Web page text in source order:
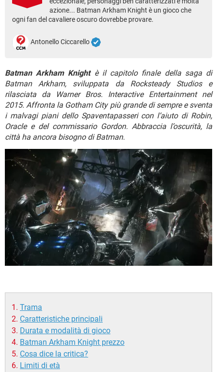
TIKTOK FACEBOOK
HARDWARE
azione... Batman Arkham Knight è un gioco che
ogni fan del cavaliere oscuro dovrebbe provare.
Antonello Ciccarello
Batman Arkham Knightè il capitolo finale della saga di
Batman Arkham, sviluppata da Rocksteady Studios e
rilasciata da Warner Bros. Interactive Entertainment nel
2015. Affronta la Gotham City più grande di sempre e sventa
i malvagi piani dello Spaventapasseri con l’aiuto di Robin,
Oracle e del commissario Gordon. Abbraccia l’oscurità, la
città ha ancora bisogno di Batman.
Trama
Caratteristiche principali
Durata e modalità di gioco
Batman Arkham Knight prezzo
Cosa dice la critica?
Limiti di età